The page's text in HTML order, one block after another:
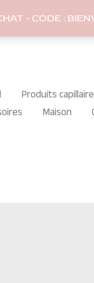
- CODE :
Produits
Maison